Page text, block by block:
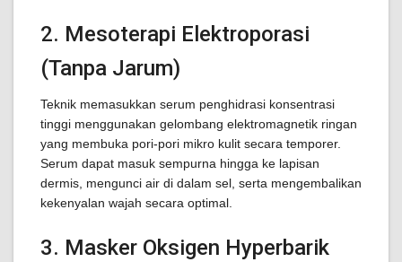
2. Mesoterapi Elektroporasi
(Tanpa Jarum)
Teknik memasukkan serum penghidrasi konsentrasi
tinggi menggunakan gelombang elektromagnetik ringan
yang membuka pori-pori mikro kulit secara temporer.
Serum dapat masuk sempurna hingga ke lapisan
dermis, mengunci air di dalam sel, serta mengembalikan
kekenyalan wajah secara optimal.
3. Masker Oksigen Hyperbarik